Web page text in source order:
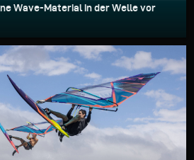
Wave-Material in der Welle vor